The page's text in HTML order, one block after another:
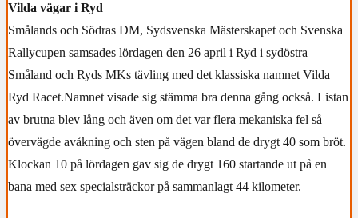
Vilda vägar i Ryd
Smålands och Södras DM, Sydsvenska Mästerskapet och Svenska
Rallycupen samsades lördagen den 26 april i Ryd i sydöstra
Småland och Ryds MKs tävling med det klassiska namnet Vilda
Ryd Racet.Namnet visade sig stämma bra denna gång också. Listan
av brutna blev lång och även om det var flera mekaniska fel så
övervägde avåkning och sten på vägen bland de drygt 40 som bröt.
Klockan 10 på lördagen gav sig de drygt 160 startande ut på en
bana med sex specialsträckor på sammanlagt 44 kilometer.